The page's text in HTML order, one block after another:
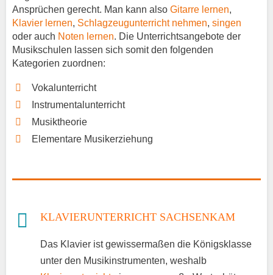
Ansprüchen gerecht. Man kann also Gitarre lernen,
Klavier lernen, Schlagzeugunterricht nehmen, singen
oder auch Noten lernen. Die Unterrichtsangebote der
Musikschulen lassen sich somit den folgenden
Kategorien zuordnen:
Vokalunterricht
Instrumentalunterricht
Musiktheorie
Elementare Musikerziehung
KLAVIERUNTERRICHT SACHSENKAM
Das Klavier ist gewissermaßen die Königsklasse
unter den Musikinstrumenten, weshalb